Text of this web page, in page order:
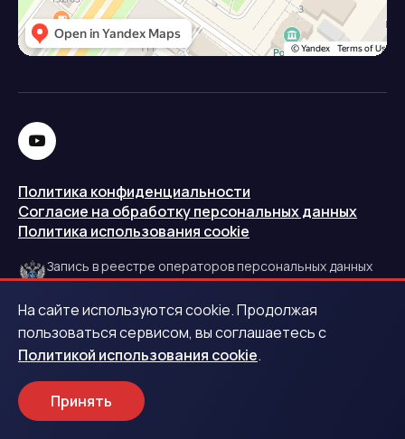
Политика конфиденциальности
Согласие на обработку персональных данных
Политика использования cookie
Запись в реестре операторов персональных данных
РКН
Центральный банк Российской Федерации
Обращаем ваше внимание на то, что данный интернет-
сайт носит исключительно информационный характер и
ни при каких условиях не является публичной офертой.
На сайте используются cookie. Продолжая
пользоваться сервисом, вы соглашаетесь с
Политикой использования cookie.
Принять